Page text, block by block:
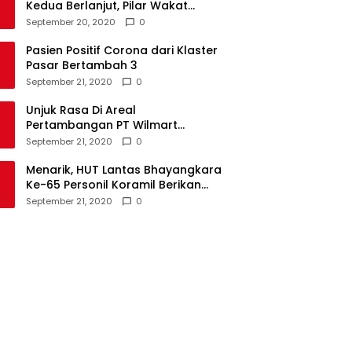
Kedua Berlanjut, Pilar Wakat
Tundukan Angker Sonuo
September 20, 2020 0
Pasien Positif Corona dari Klaster
Pasar Bertambah 3
September 21, 2020 0
Unjuk Rasa Di Areal
Pertambangan PT Wilmart
Byatama Abadi, Ratusan warga
September 21, 2020 0
Menarik, HUT Lantas Bhayangkara
Ke-65 Personil Koramil Berikan
Kue Ulang Tahun
September 21, 2020 0